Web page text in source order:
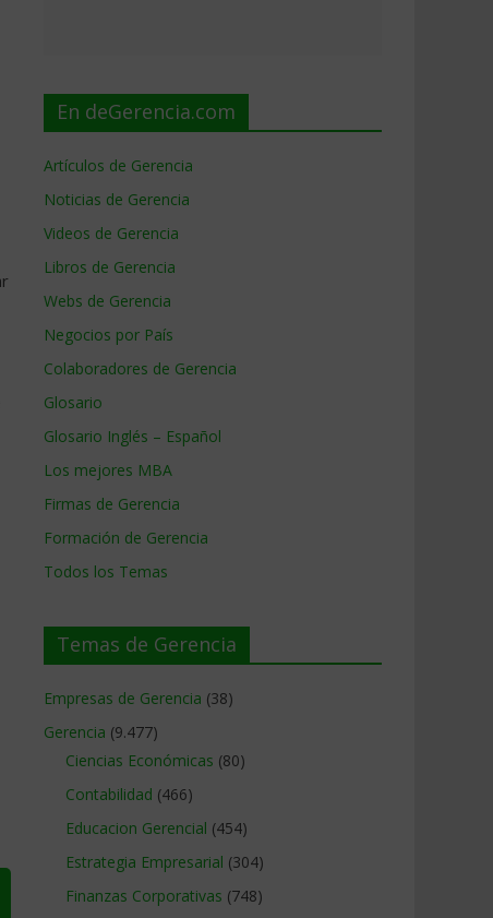
En deGerencia.com
Artículos de Gerencia
Noticias de Gerencia
Videos de Gerencia
Libros de Gerencia
Webs de Gerencia
Negocios por País
Colaboradores de Gerencia
Glosario
Glosario Inglés – Español
Los mejores MBA
Firmas de Gerencia
Formación de Gerencia
Todos los Temas
Temas de Gerencia
Empresas de Gerencia (38)
Gerencia (9.477)
Ciencias Económicas (80)
Contabilidad (466)
Educacion Gerencial (454)
Estrategia Empresarial (304)
Finanzas Corporativas (748)